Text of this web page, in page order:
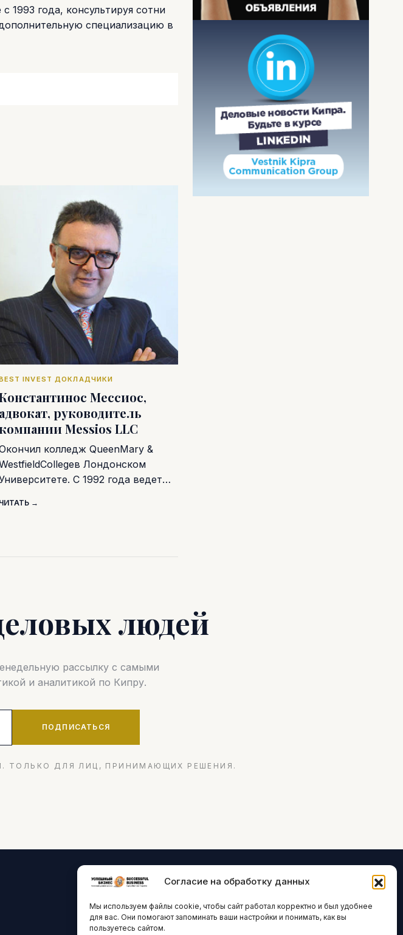
Согласие на обработку данных
Мы используем файлы cookie, чтобы сайт работал корректно и был удобнее
для вас. Они помогают запоминать ваши настройки и понимать, как вы
пользуетесь сайтом.
1993 года, консультируя сотни
специализацию в
INVEST ДОКЛАДЧИКИ
Мессиос,
адвокат, руководитель
Messios LLC
колледж QueenMary &
Лондонском
С 1992 года ведет…
ЧИТАТЬ →
людей
рассылку с самыми
и аналитикой по Кипру.
ПОДПИСАТЬСЯ
ТОЛЬКО ДЛЯ ЛИЦ, ПРИНИМАЮЩИХ РЕШЕНИЯ.
ТЕХНОЛОГИИ И
ИННОВАЦИИ
ARTICLES IN
ENGLISH